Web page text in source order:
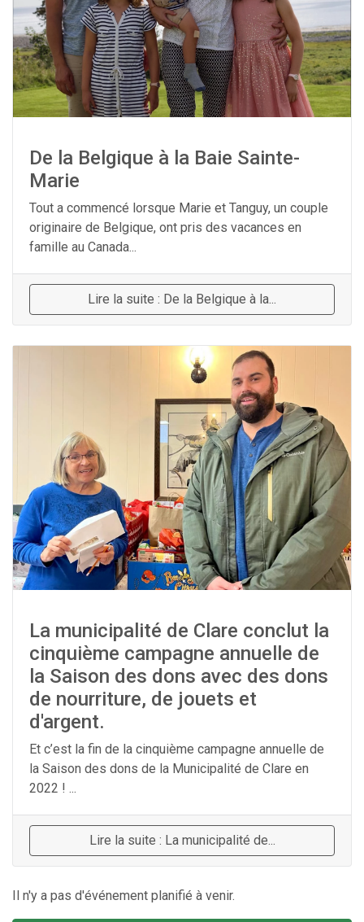
De la Belgique à la Baie Sainte-
Marie
Tout a commencé lorsque Marie et Tanguy, un couple
originaire de Belgique, ont pris des vacances en
famille au Canada...
Lire la suite : De la Belgique à la...
La municipalité de Clare conclut la
cinquième campagne annuelle de
la Saison des dons avec des dons
de nourriture, de jouets et
d'argent.
Et c’est la fin de la cinquième campagne annuelle de
la Saison des dons de la Municipalité de Clare en
2022 ! ...
Lire la suite : La municipalité de...
Il n'y a pas d'événement planifié à venir.